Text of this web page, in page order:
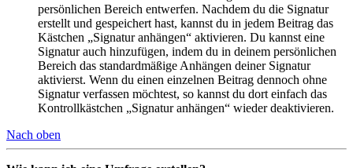
persönlichen Bereich entwerfen. Nachdem du die Signatur
erstellt und gespeichert hast, kannst du in jedem Beitrag das
Kästchen „Signatur anhängen“ aktivieren. Du kannst eine
Signatur auch hinzufügen, indem du in deinem persönlichen
Bereich das standardmäßige Anhängen deiner Signatur
aktivierst. Wenn du einen einzelnen Beitrag dennoch ohne
Signatur verfassen möchtest, so kannst du dort einfach das
Kontrollkästchen „Signatur anhängen“ wieder deaktivieren.
Nach oben